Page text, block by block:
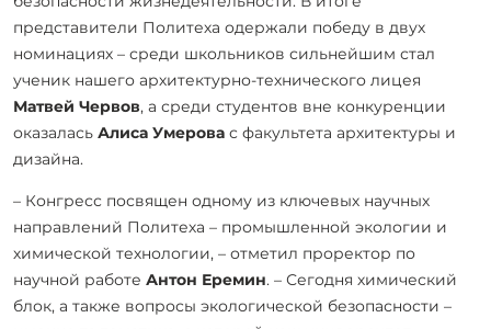
представители Политеха одержали победу в двух
номинациях – среди школьников сильнейшим стал
ученик нашего архитектурно-технического лицея
Матвей Червов, а среди студентов вне конкуренции
оказалась Алиса Умерова с факультета архитектуры и
дизайна.
– Конгресс посвящен одному из ключевых научных
направлений Политеха – промышленной экологии и
химической технологии, – отметил проректор по
научной работе Антон Еремин. – Сегодня химический
блок, а также вопросы экологической безопасности –